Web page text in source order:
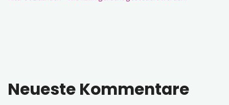
Neueste Kommentare